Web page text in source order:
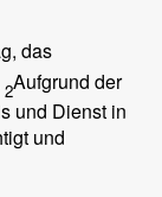
das
2Aufgrund der
und Dienst in
und